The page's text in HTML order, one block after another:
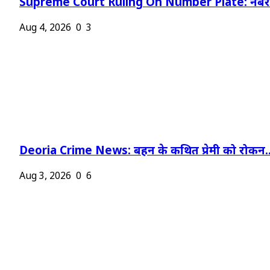
Supreme Court Ruling On Number Plate:
Aug 4, 2026 0 3
Deoria Crime News: बहन के कथित प्रेमी को
Aug 3, 2026 0 6